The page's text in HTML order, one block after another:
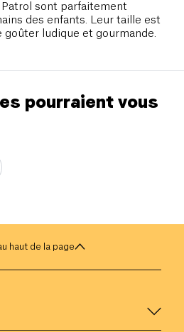
Patrol sont parfaitement
des enfants. Leur taille est
goûter ludique et gourmande.
pourraient vous
haut de la page